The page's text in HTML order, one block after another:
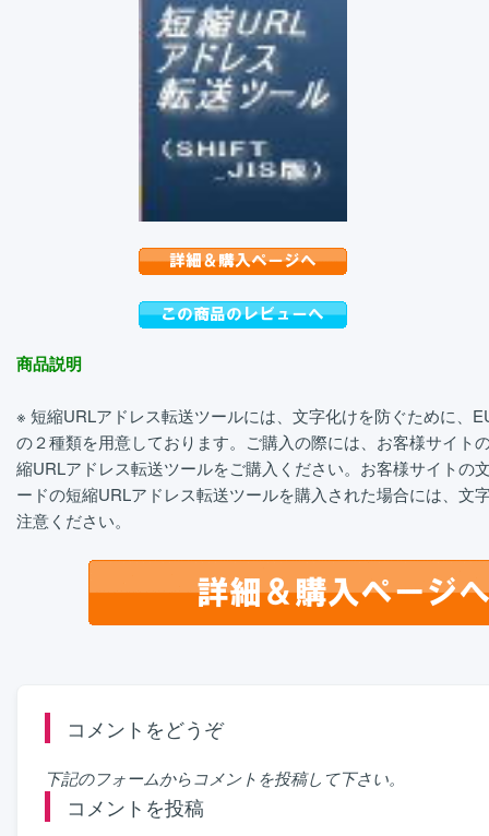
商品説明
※ 短縮URLアドレス転送ツールには、文字化けを防ぐために、
の２種類を用意しております。ご購入の際には、お客様サイト
縮URLアドレス転送ツールをご購入ください。お客様サイトの
ードの短縮URLアドレス転送ツールを購入された場合には、文
注意ください。
コメントをどうぞ
下記のフォームからコメントを投稿して下さい。
コメントを投稿